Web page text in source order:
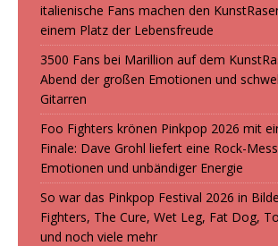
italienische Fans machen den
einem Platz der Lebensfreude
3500 Fans bei Marillion auf dem
Abend der großen Emotionen und
Gitarren
Foo Fighters krönen Pinkpop 2026 mit
Finale: Dave Grohl liefert eine Rock-
Emotionen und unbändiger Energie
So war das Pinkpop Festival 2026 in
Fighters, The Cure, Wet Leg, Fat Dog,
und noch viele mehr